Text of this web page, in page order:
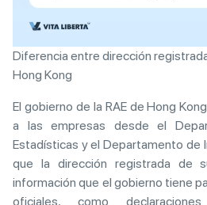
Diferencia entre dirección
Hong Kong
El gobierno de la RAE de Hong
a las empresas desde el
Estadísticas y el Departamento de
que la dirección registrada de
información que el gobierno tiene
oficiales, como